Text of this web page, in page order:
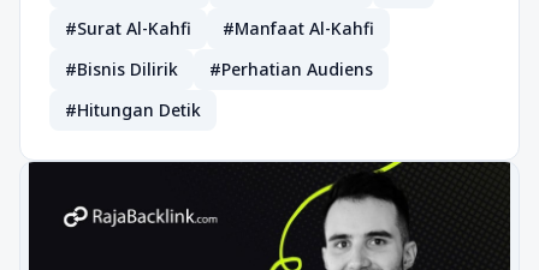
#Surat Al-Kahfi
#Manfaat Al-Kahfi
#Bisnis Dilirik
#Perhatian Audiens
#Hitungan Detik